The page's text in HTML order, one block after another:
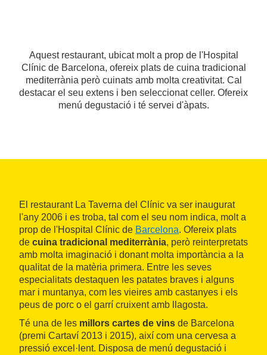
Aquest restaurant, ubicat molt a prop de l'Hospital
Clínic de Barcelona, ofereix plats de cuina tradicional
mediterrània però cuinats amb molta creativitat. Cal
destacar el seu extens i ben seleccionat celler. Ofereix
menú degustació i té servei d'àpats.
El restaurant La Taverna del Clínic va ser inaugurat
l'any 2006 i es troba, tal com el seu nom indica, molt a
prop de l'Hospital Clínic de Barcelona. Ofereix plats
de cuina tradicional mediterrània, però reinterpretats
amb molta imaginació i donant molta importància a la
qualitat de la matèria primera. Entre les seves
especialitats destaquen les patates braves i alguns
mar i muntanya, com les vieires amb castanyes i els
peus de porc o el garrí cruixent amb llagosta.
Té una de les millors cartes de vins de Barcelona
(premi Cartaví 2013 i 2015), així com una cervesa a
pressió excel·lent. Disposa de menú degustació i